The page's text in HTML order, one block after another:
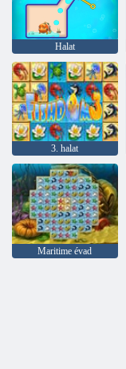
Halat
3. halat
Maritime évad